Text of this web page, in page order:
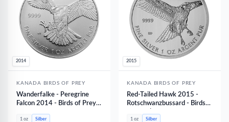
2014
KANADA BIRDS OF PREY
Wanderfalke - Peregrine
Falcon 2014 - Birds of Prey |
1 oz Silber
2015
KANADA BIRDS OF PREY
Red-Tailed Hawk 2015 -
Rotschwanzbussard - Birds
1 oz Silber